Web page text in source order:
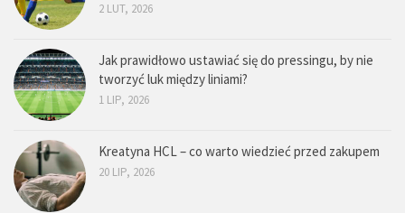
2 LUT, 2026
Jak prawidłowo ustawiać się do pressingu, by nie
tworzyć luk między liniami?
1 LIP, 2026
Kreatyna HCL – co warto wiedzieć przed zakupem
20 LIP, 2026